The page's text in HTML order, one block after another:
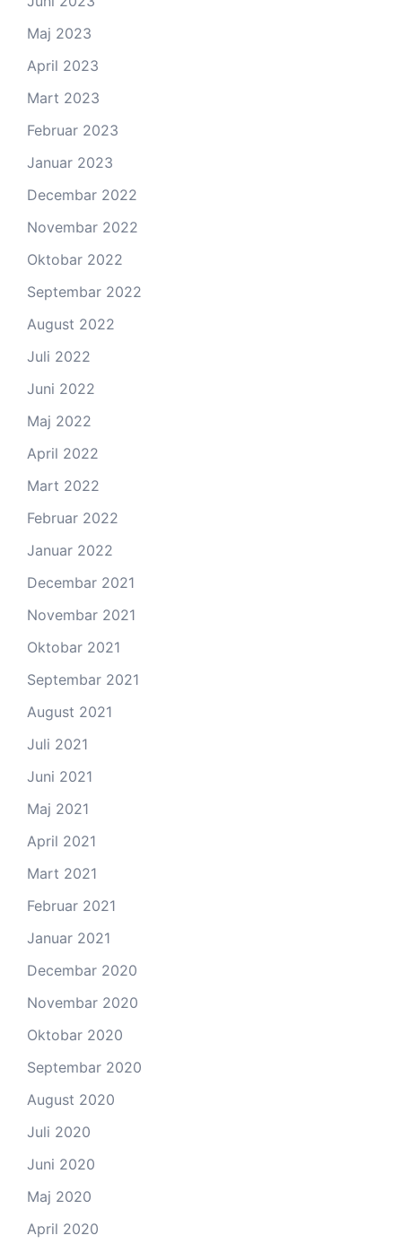
Maj 2023
April 2023
Mart 2023
Februar 2023
Januar 2023
Decembar 2022
Novembar 2022
Oktobar 2022
Septembar 2022
August 2022
Juli 2022
Juni 2022
Maj 2022
April 2022
Mart 2022
Februar 2022
Januar 2022
Decembar 2021
Novembar 2021
Oktobar 2021
Septembar 2021
August 2021
Juli 2021
Juni 2021
Maj 2021
April 2021
Mart 2021
Februar 2021
Januar 2021
Decembar 2020
Novembar 2020
Oktobar 2020
Septembar 2020
August 2020
Juli 2020
Juni 2020
Maj 2020
April 2020